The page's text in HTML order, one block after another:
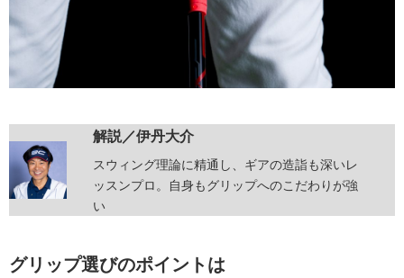
解説／伊丹大介
スウィング理論に精通し、ギアの造詣も深いレ
ッスンプロ。自身もグリップへのこだわりが強
い
グリップ選びのポイントは